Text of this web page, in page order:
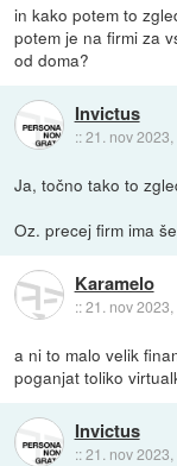
in kako potem to
potem je na firmi za
od doma?
Invictus
::21. nov 2023,
Ja, točno tako to
Oz. precej firm ima
Karamelo
::21. nov 2023,
a ni to malo velik
poganjat toliko
Invictus
::21. nov 2023,